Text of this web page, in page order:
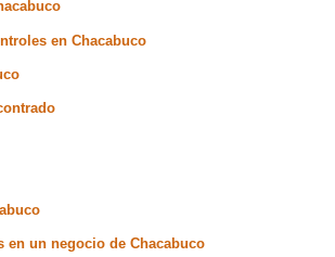
en Chacabuco
un negocio de Chacabuco